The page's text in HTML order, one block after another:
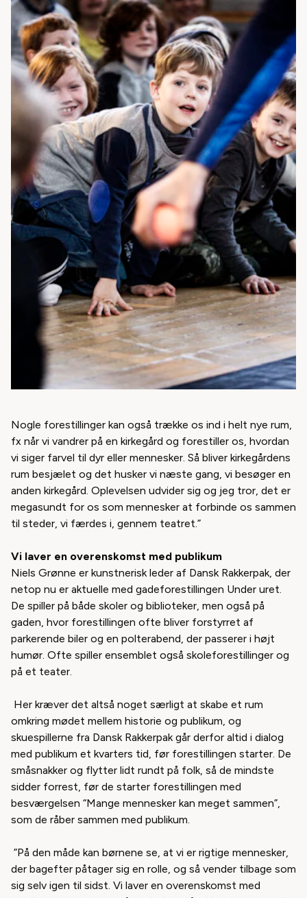
Nogle forestillinger kan også trække os ind i helt nye rum,
fx når vi vandrer på en kirkegård og forestiller os, hvordan
vi siger farvel til dyr eller mennesker. Så bliver kirkegårdens
rum besjælet og det husker vi næste gang, vi besøger en
anden kirkegård. Oplevelsen udvider sig og jeg tror, det er
megasundt for os som mennesker at forbinde os sammen
til steder, vi færdes i, gennem teatret.”
Vi laver en overenskomst med publikum
Niels Grønne er kunstnerisk leder af Dansk Rakkerpak, der
netop nu er aktuelle med gadeforestillingen Under uret.
De spiller på både skoler og biblioteker, men også på
gaden, hvor forestillingen ofte bliver forstyrret af
parkerende biler og en polterabend, der passerer i højt
humør. Ofte spiller ensemblet også skoleforestillinger og
på et teater.
Her kræver det altså noget særligt at skabe et rum
omkring mødet mellem historie og publikum, og
skuespillerne fra Dansk Rakkerpak går derfor altid i dialog
med publikum et kvarters tid, før forestillingen starter. De
småsnakker og flytter lidt rundt på folk, så de mindste
sidder forrest, før de starter forestillingen med
besværgelsen “Mange mennesker kan meget sammen”,
som de råber sammen med publikum.
”På den måde kan børnene se, at vi er rigtige mennesker,
der bagefter påtager sig en rolle, og så vender tilbage som
sig selv igen til sidst. Vi laver en overenskomst med